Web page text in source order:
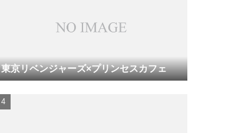
東京リベンジャーズ×プリンセスカフェ